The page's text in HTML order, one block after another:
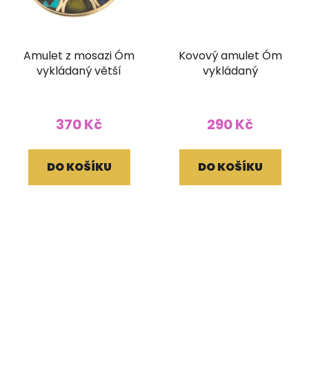
Amulet z mosazi Óm
vykládaný větší
370 Kč
DO KOŠÍKU
Kovový amulet Óm
vykládaný
290 Kč
DO KOŠÍKU